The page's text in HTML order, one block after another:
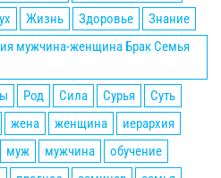
Жизнь Здоровье
Знание
мужчина-женщина Брак Семья
Род Сила Сурья
Суть
жена женщина
иерархия
муж мужчина
обучение